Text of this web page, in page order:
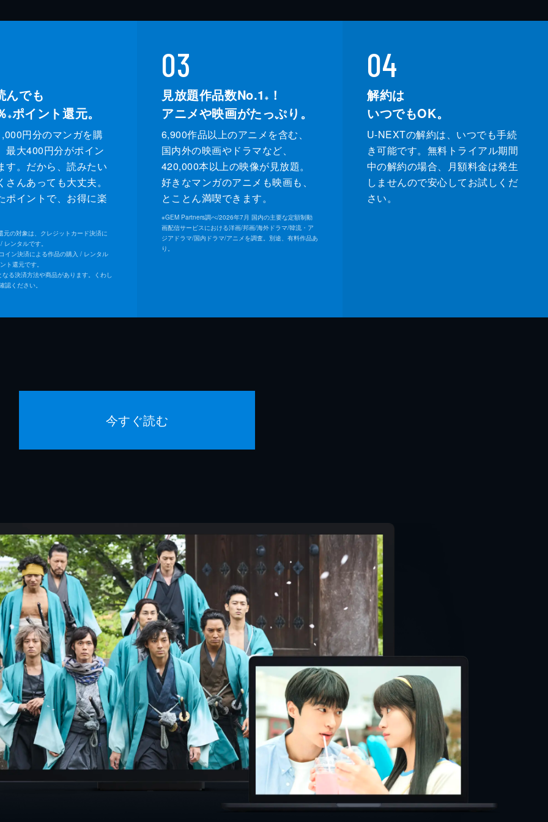
んでも
※ポイント還元。
円分のマンガを購
最大400円分がポイン
す。だから、読みたい
さんあっても大丈夫。
ポイントで、お得に楽
元の対象は、クレジットカード決済に
ンタルです。
イン決済による作品の購入 / レンタル
ト還元です。
なる決済方法や商品があります。くわし
認ください。
03
見放題作品数No.1 ※
！
アニメや映画がたっぷり。
6,900作品以上のアニメを含む、
国内外の映画やドラマなど、
420,000本以上の映像が見放題。
好きなマンガのアニメも映画も、
とことん満喫できます。
※GEM Partners調べ/2026年7⽉ 国内の主要な定額制動
画配信サービスにおける洋画/邦画/海外ドラマ/韓流・ア
ジアドラマ/国内ドラマ/アニメを調査。別途、有料作品あ
り。
04
解約は
いつでもOK。
U-NEXTの解約は、いつでも手続
き可能です。無料トライアル期間
中の解約の場合、月額料金は発生
しませんので安心してお試しくだ
さい。
今すぐ読む